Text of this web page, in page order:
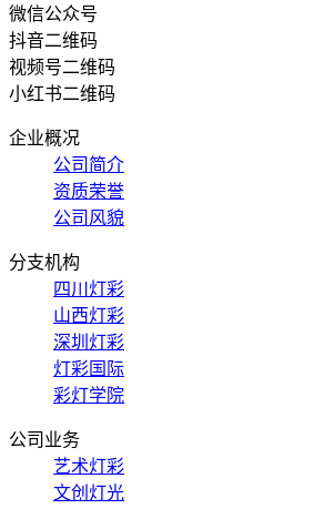
微信公众号
抖音二维码
视频号二维码
小红书二维码
企业概况
公司简介
资质荣誉
公司风貌
分支机构
四川灯彩
山西灯彩
深圳灯彩
灯彩国际
彩灯学院
公司业务
艺术灯彩
文创灯光